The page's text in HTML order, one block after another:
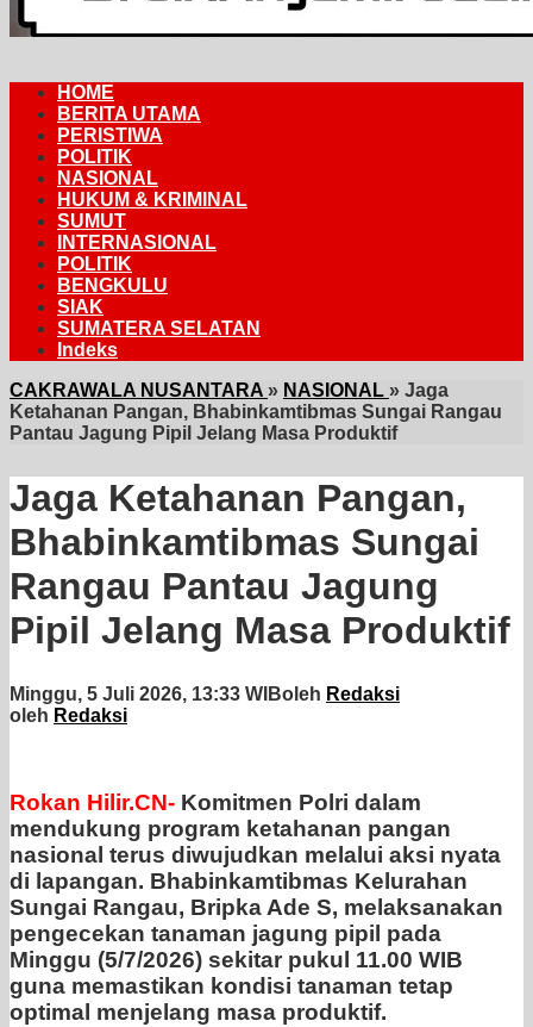
HOME
BERITA UTAMA
PERISTIWA
POLITIK
NASIONAL
HUKUM & KRIMINAL
SUMUT
INTERNASIONAL
POLITIK
BENGKULU
SIAK
SUMATERA SELATAN
Indeks
CAKRAWALA NUSANTARA » NASIONAL » Jaga
Ketahanan Pangan, Bhabinkamtibmas Sungai Rangau
Pantau Jagung Pipil Jelang Masa Produktif
Jaga Ketahanan Pangan,
Bhabinkamtibmas Sungai
Rangau Pantau Jagung
Pipil Jelang Masa Produktif
Minggu, 5 Juli 2026, 13:33 WIBoleh Redaksi
oleh Redaksi
Rokan Hilir.CN- Komitmen Polri dalam
mendukung program ketahanan pangan
nasional terus diwujudkan melalui aksi nyata
di lapangan. Bhabinkamtibmas Kelurahan
Sungai Rangau, Bripka Ade S, melaksanakan
pengecekan tanaman jagung pipil pada
Minggu (5/7/2026) sekitar pukul 11.00 WIB
guna memastikan kondisi tanaman tetap
optimal menjelang masa produktif.